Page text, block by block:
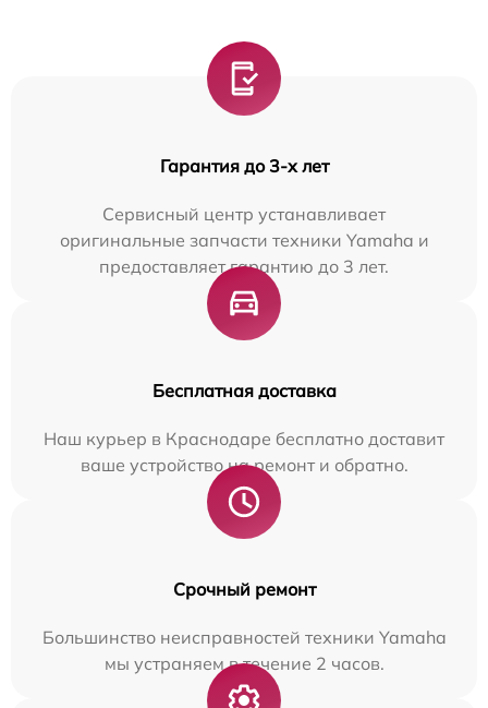
Гарантия до 3-х лет
Сервисный центр устанавливает
оригинальные запчасти техники Yamaha и
предоставляет гарантию до 3 лет.
Бесплатная доставка
Наш курьер в Краснодаре бесплатно доставит
ваше устройство на ремонт и обратно.
Срочный ремонт
Большинство неисправностей техники Yamaha
мы устраняем в течение 2 часов.